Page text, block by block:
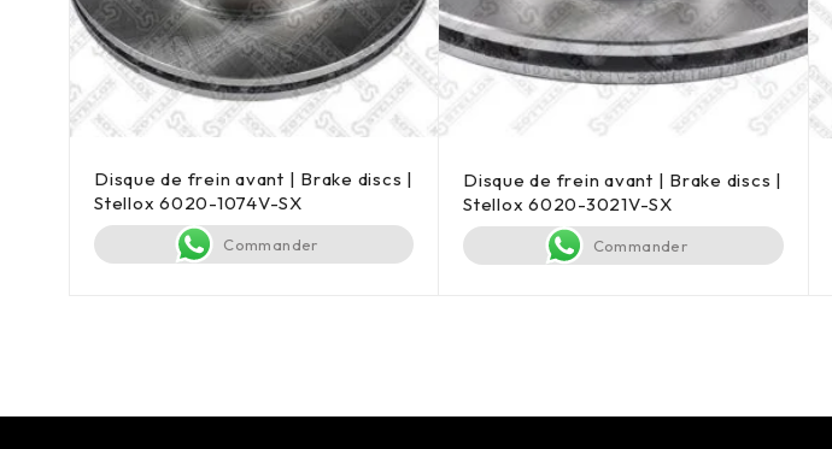
Disque de frein avant | Brake discs |
Stellox 6020-1074V-SX
Commander
Disque de frein avant | Brake discs |
Stellox 6020-3021V-SX
Commander